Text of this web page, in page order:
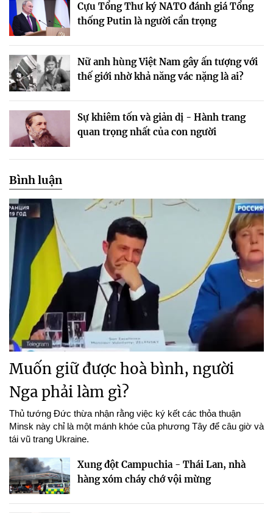
Cựu Tổng Thư ký NATO đánh giá Tổng
thống Putin là người cẩn trọng
Nữ anh hùng Việt Nam gây ấn tượng với
thế giới nhờ khả năng vác nặng là ai?
Sự khiêm tốn và giản dị - Hành trang
quan trọng nhất của con người
Bình luận
Muốn giữ được hoà bình, người
Nga phải làm gì?
Thủ tướng Đức thừa nhận rằng việc ký kết các thỏa thuận
Minsk này chỉ là một mánh khóe của phương Tây để câu giờ và
tái vũ trang Ukraine.
Xung đột Campuchia - Thái Lan, nhà
hàng xóm cháy chớ vội mừng